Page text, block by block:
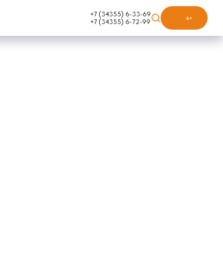
+7 (34355) 6-33-69
+7 (34355) 6-72-99
6+